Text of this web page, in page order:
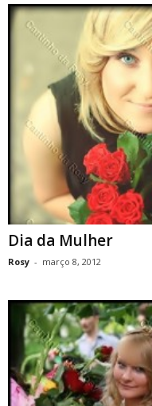
Dia da Mulher
Rosy - março 8, 2012